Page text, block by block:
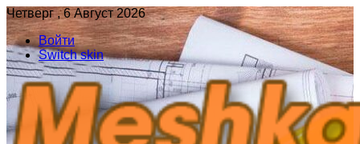
Четверг , 6 Август 2026
Войти
Switch skin